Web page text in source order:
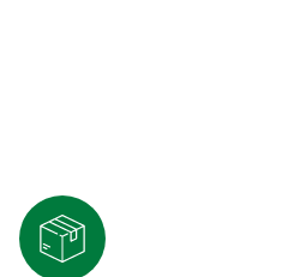
600,00 TL